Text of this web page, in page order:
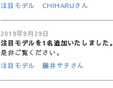
注目モデル CHIHARUさん
2019年9月29日
注目モデルを1名追加いたしました。
是非ご覧ください。
注目モデル 藤井サチさん